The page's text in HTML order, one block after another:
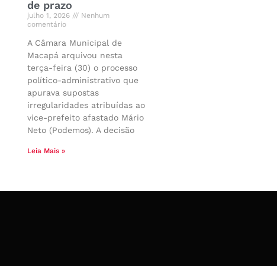
de prazo
julho 1, 2026
Nenhum
comentário
A Câmara Municipal de
Macapá arquivou nesta
terça-feira (30) o processo
político-administrativo que
apurava supostas
irregularidades atribuídas ao
vice-prefeito afastado Mário
Neto (Podemos). A decisão
Leia Mais »